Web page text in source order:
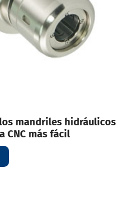
mandriles hidráulicos
CNC más fácil